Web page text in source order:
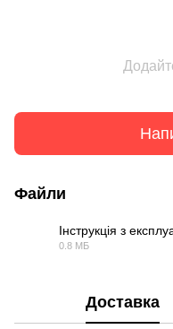
Файли
Інструкція з
0.8 МБ
Доставка